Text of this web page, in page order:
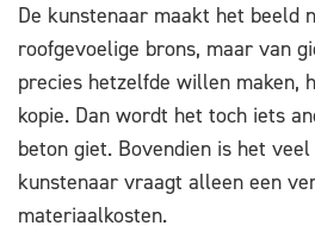
De kunstenaar maakt het beeld
roofgevoelige brons, maar van
precies hetzelfde willen maken,
kopie. Dan wordt het toch iets
beton giet. Bovendien is het
kunstenaar vraagt alleen een
materiaalkosten.